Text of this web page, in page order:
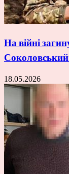
На війні
18.05.2026